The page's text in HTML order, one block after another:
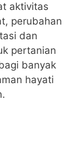
aktivitas
perubahan
dan
pertanian
banyak
hayati